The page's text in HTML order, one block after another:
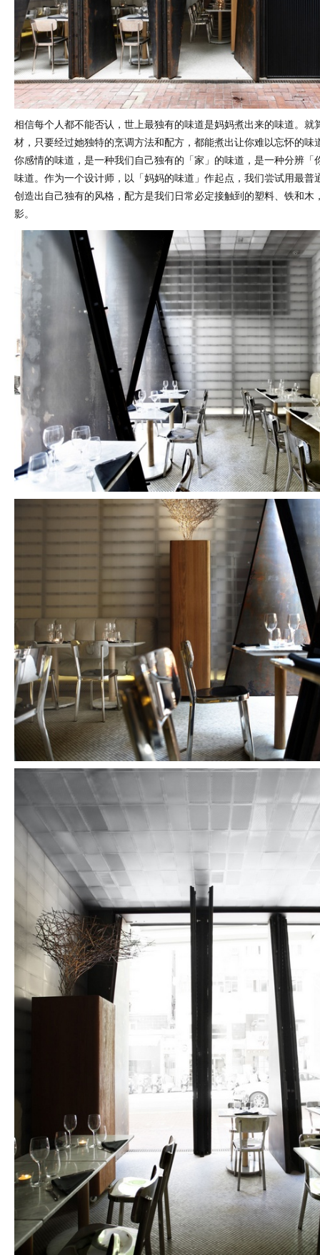
相信每个人都不能否认，世上最独有的味道是妈妈煮出来的味道。就
材，只要经过她独特的烹调方法和配方，都能煮出让你难以忘怀的味
你感情的味道，是一种我们自己独有的「家」的味道，是一种分辨「
味道。作为一个设计师，以「妈妈的味道」作起点，我们尝试用最普
创造出自己独有的风格，配方是我们日常必定接触到的塑料、铁和木
影。